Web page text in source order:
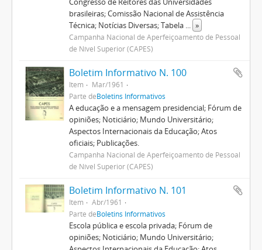
brasileiras; Comissão Nacional de Assistência
Técnica; Notícias Diversas; Tabela ... »
Campanha Nacional de Aperfeiçoamento de Pessoal
de Nível Superior (CAPES)
Boletim Informativo N. 100
Item
Mar/1961
Parte deBoletins Informativos
A educação e a mensagem presidencial; Fórum de
opiniões; Noticiário; Mundo Universitário;
Aspectos Internacionais da Educação; Atos
oficiais; Publicações.
Campanha Nacional de Aperfeiçoamento de Pessoal
de Nível Superior (CAPES)
Boletim Informativo N. 101
Item
Abr/1961
Parte deBoletins Informativos
Escola pública e escola privada; Fórum de
opiniões; Noticiário; Mundo Universitário;